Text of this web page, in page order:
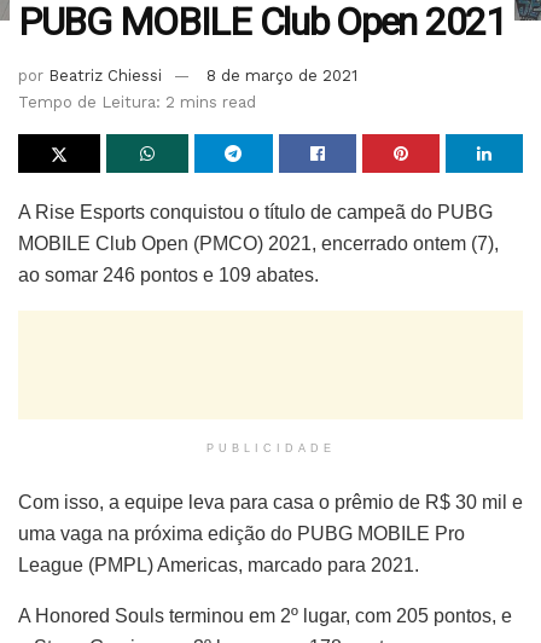
PUBG MOBILE Club Open 2021
por Beatriz Chiessi
8 de março de 2021
Tempo de Leitura: 2 mins read
A Rise Esports conquistou o título de campeã do PUBG
MOBILE Club Open (PMCO) 2021, encerrado ontem (7),
ao somar 246 pontos e 109 abates.
PUBLICIDADE
Com isso, a equipe leva para casa o prêmio de R$ 30 mil e
uma vaga na próxima edição do PUBG MOBILE Pro
League (PMPL) Americas, marcado para 2021.
A Honored Souls terminou em 2º lugar, com 205 pontos, e